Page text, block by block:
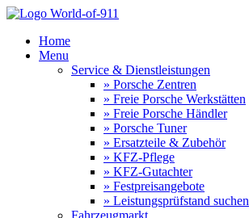
Home
Menu
Service & Dienstleistungen
» Porsche Zentren
» Freie Porsche Werkstätten
» Freie Porsche Händler
» Porsche Tuner
» Ersatzteile & Zubehör
» KFZ-Pflege
» KFZ-Gutachter
» Festpreisangebote
» Leistungsprüfstand suchen
Fahrzeugmarkt